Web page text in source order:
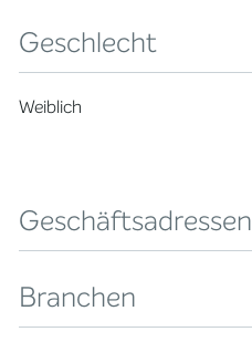
Geschlecht
Weiblich
Geschäftsadressen
Branchen